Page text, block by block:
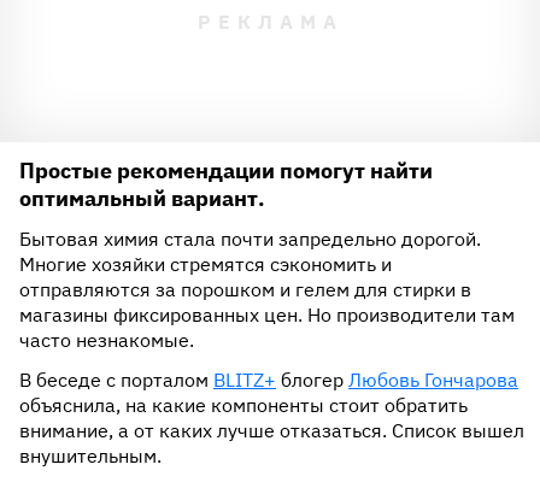
Простые рекомендации помогут найти
оптимальный вариант.
Бытовая химия стала почти запредельно дорогой.
Многие хозяйки стремятся сэкономить и
отправляются за порошком и гелем для стирки в
магазины фиксированных цен. Но производители там
часто незнакомые.
В беседе с порталом BLITZ+ блогер Любовь Гончарова
объяснила, на какие компоненты стоит обратить
внимание, а от каких лучше отказаться. Список вышел
внушительным.